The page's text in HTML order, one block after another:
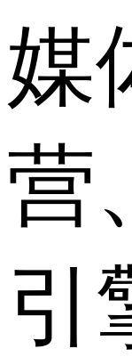
媒
营
引